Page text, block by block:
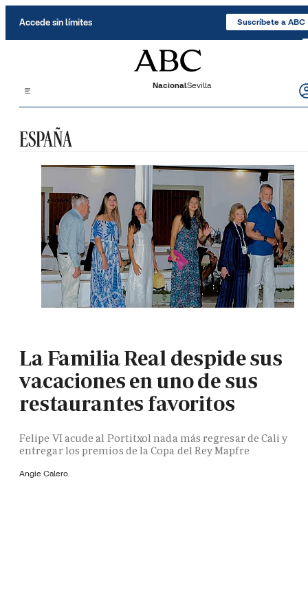
Accede sin límites Suscríbete a ABC
NacionalSevilla
ESPAÑA
La Familia Real despide sus
vacaciones en uno de sus
restaurantes favoritos
Felipe VI acude al Portitxol nada más regresar de Cali y
entregar los premios de la Copa del Rey Mapfre
Angie Calero